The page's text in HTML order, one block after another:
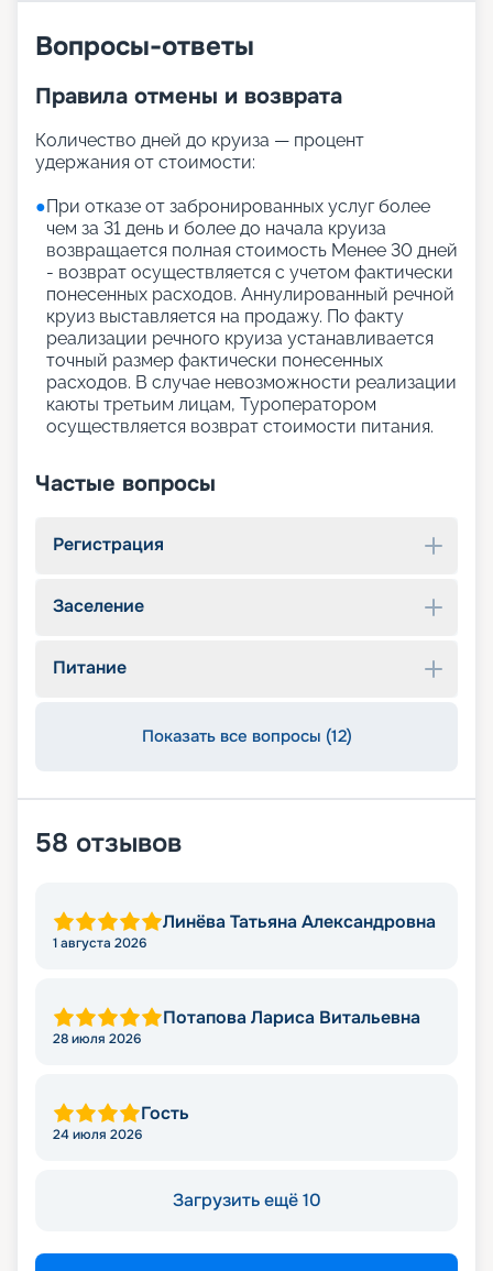
Вопросы-ответы
Правила отмены и возврата
Количество дней до круиза — процент
удержания от стоимости:
●При отказе от забронированных услуг более
чем за 31 день и более до начала круиза
возвращается полная стоимость Менее 30 дней
- возврат осуществляется с учетом фактически
понесенных расходов. Аннулированный речной
круиз выставляется на продажу. По факту
реализации речного круиза устанавливается
точный размер фактически понесенных
расходов. В случае невозможности реализации
каюты третьим лицам, Туроператором
осуществляется возврат стоимости питания.
Частые вопросы
Регистрация
Заселение
Питание
Показать все вопросы (12)
58 отзывов
Линёва Татьяна Александровна
1 августа 2026
Потапова Лариса Витальевна
28 июля 2026
Гость
24 июля 2026
Загрузить ещё 10